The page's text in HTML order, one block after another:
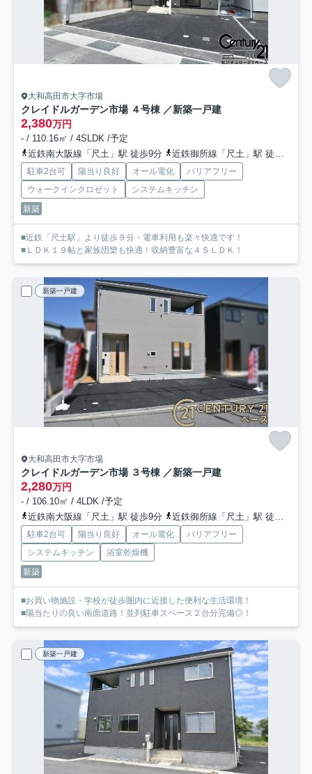
大和高田市大字市場
クレイドルガーデン市場 ４号棟 ／新築一戸建
2,380万円
- / 110.16㎡ / 4SLDK /予定
近鉄南大阪線「尺土」駅 徒歩9分
近鉄御所線「尺土」駅 徒歩9分
駐車2台可 陽当り良好 オール電化
バリアフリー
ウォークインクロゼット
システムキッチン
新築
■近鉄「尺土駅」より徒歩９分・電車利用も楽々快適です！
■ＬＤＫ１９帖と家族団欒も快適！収納豊富な４ＳＬＤＫ！
新築一戸建
大和高田市大字市場
クレイドルガーデン市場 ３号棟 ／新築一戸建
2,280万円
- / 106.10㎡ / 4LDK /予定
近鉄南大阪線「尺土」駅 徒歩9分
近鉄御所線「尺土」駅 徒歩9分
駐車2台可 陽当り良好 オール電化
バリアフリー
システムキッチン
浴室乾燥機
新築
■お買い物施設・学校が徒歩圏内に近接した便利な生活環境！
■陽当たりの良い南面道路！並列駐車スペース２台分完備◎！
新築一戸建